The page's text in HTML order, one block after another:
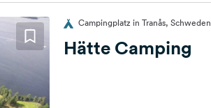
Campingplatz in Tranås, Schweden
Hätte Camping